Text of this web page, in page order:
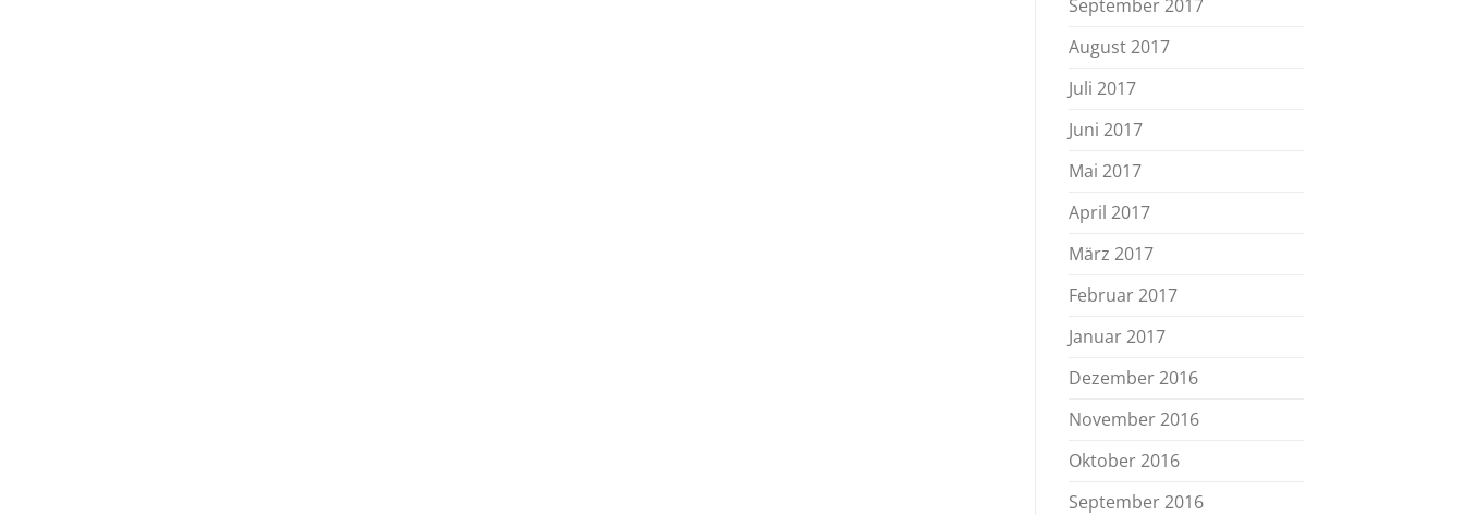
September 2017
August 2017
Juli 2017
Juni 2017
Mai 2017
April 2017
März 2017
Februar 2017
Januar 2017
Dezember 2016
November 2016
Oktober 2016
September 2016